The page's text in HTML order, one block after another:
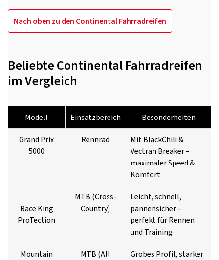
Nach oben zu den Continental Fahrradreifen
Beliebte Continental Fahrradreifen
im Vergleich
Modell Einsatzbereich Besonderheiten
Grand Prix
5000
Rennrad
Mit BlackChili &
Vectran Breaker –
maximaler Speed &
Komfort
Race King
ProTection
MTB (Cross-
Country)
Leicht, schnell,
pannensicher –
perfekt für Rennen
und Training
Mountain
MTB (All
Grobes Profil, starker